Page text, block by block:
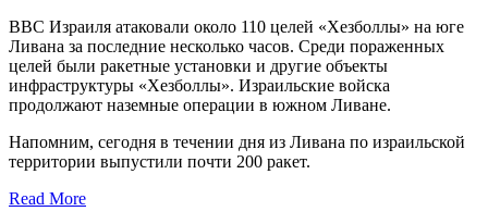
ВВС Израиля атаковали около 110 целей «Хезболлы» на юге
Ливана за последние несколько часов. Среди пораженных
целей были ракетные установки и другие объекты
инфраструктуры «Хезболлы». Израильские войска
продолжают наземные операции в южном Ливане.
Напомним, сегодня в течении дня из Ливана по израильской
территории выпустили почти 200 ракет.
Read More